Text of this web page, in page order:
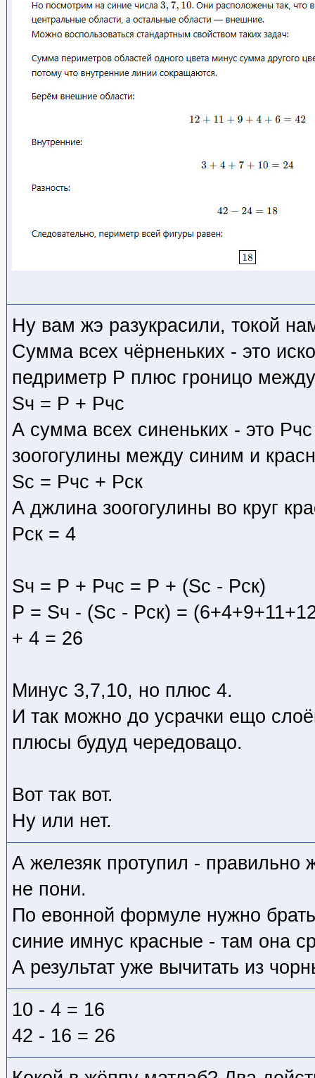
Ну вам жэ разукрасили, токой
Сумма всех чёрненьких - это
педриметр P плюс гроницо
Sч = P + Pчс
А сумма всех синеньких - это
зоогогулины между синим и
Sс = Pчс + Pск
А джлина зоогогулины во круг
Pск = 4
Sч = P + Pчс = P + (Sс - Pск)
P = Sч - (Sс - Pск) =
+ 4 = 26
Минус 3,7,10, но плюс 4.
И так можно до усрачки ещо
плюсы будуд чередовацо.
Вот так вот.
Ну или нет.
А железяк протупил - правильно
не пони.
По евонной формуле нужно
синие имнус красные - там она
А результат уже вычитать из
10 - 4 = 16
42 - 16 = 26